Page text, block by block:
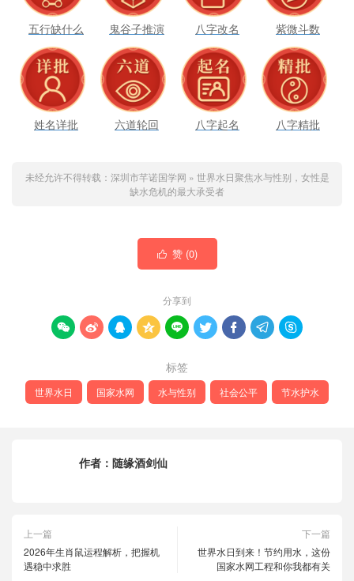
五行缺什么 鬼谷子推演 八字改名 紫微斗数
姓名详批 六道轮回 八字起名 八字精批
未经允许不得转载： 深圳市芊诺国学网 » 世界水日聚焦水与性别，女性是
缺水危机的最大承受者
 赞 (0)
分享到
        
标签
世界水日 国家水网 水与性别 社会公平 节水护水
作者： 随缘酒剑仙
上一篇
2026年生肖鼠运程解析，把握机
遇稳中求胜
下一篇
世界水日到来！节约用水，这份
国家水网工程和你我都有关